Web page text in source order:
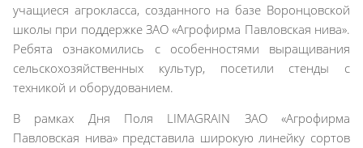
учащиеся агрокласса, созданного на базе Воронцовской
школы при поддержке ЗАО «Агрофирма Павловская нива».
Ребята ознакомились с особенностями выращивания
сельскохозяйственных культур, посетили стенды с
техникой и оборудованием.
В рамках Дня Поля LIMAGRAIN ЗАО «Агрофирма
Павловская нива» представила широкую линейку сортов